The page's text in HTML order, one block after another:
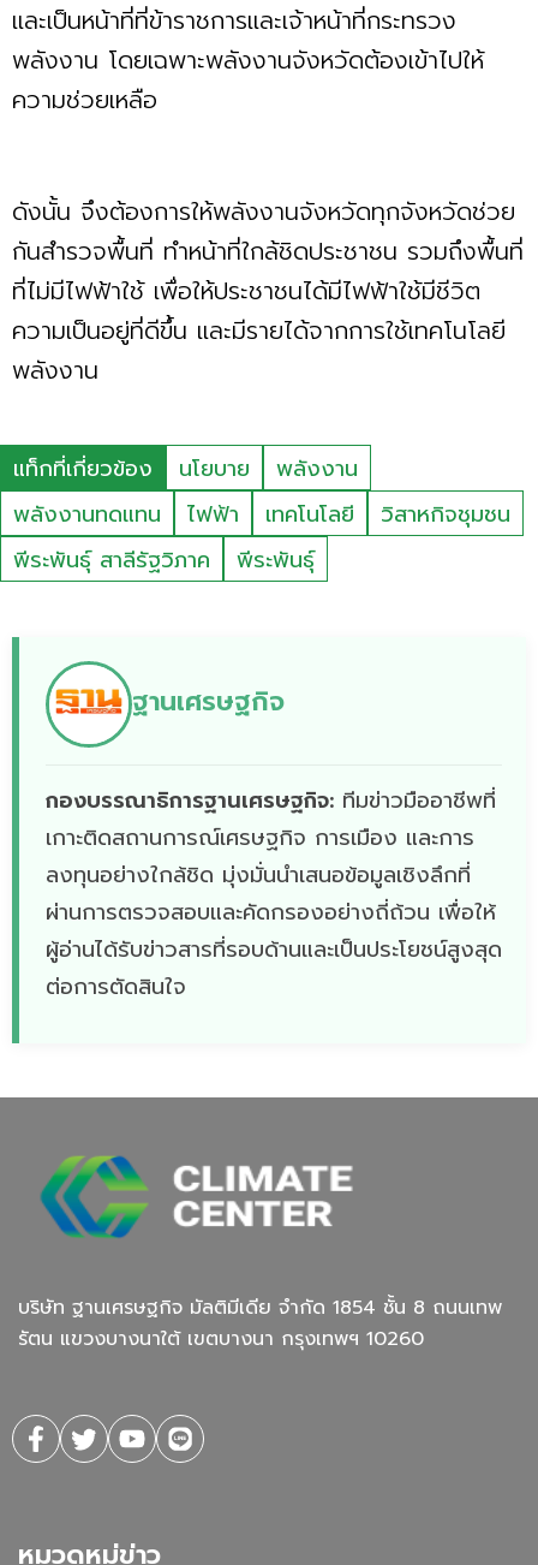
และเป็นหน้าที่ที่ข้าราชการและเจ้าหน้าที่กระทรวง
พลังงาน โดยเฉพาะพลังงานจังหวัดต้องเข้าไปให้
ความช่วยเหลือ
ดังนั้น จึงต้องการให้พลังงานจังหวัดทุกจังหวัดช่วย
กันสำรวจพื้นที่ ทำหน้าที่ใกล้ชิดประชาชน รวมถึงพื้นที่
ที่ไม่มีไฟฟ้าใช้ เพื่อให้ประชาชนได้มีไฟฟ้าใช้มีชีวิต
ความเป็นอยู่ที่ดีขึ้น และมีรายได้จากการใช้เทคโนโลยี
พลังงาน
แท็กที่เกี่ยวข้อง นโยบาย
พลังงาน
พลังงานทดแทน
ไฟฟ้า เทคโนโลยี
วิสาหกิจชุมชน
พีระพันธุ์ สาลีรัฐวิภาค
พีระพันธุ์
ฐานเศรษฐกิจ
กองบรรณาธิการฐานเศรษฐกิจ: ทีมข่าวมืออาชีพที่
เกาะติดสถานการณ์เศรษฐกิจ การเมือง และการ
ลงทุนอย่างใกล้ชิด มุ่งมั่นนำเสนอข้อมูลเชิงลึกที่
ผ่านการตรวจสอบและคัดกรองอย่างถี่ถ้วน เพื่อให้
ผู้อ่านได้รับข่าวสารที่รอบด้านและเป็นประโยชน์สูงสุด
ต่อการตัดสินใจ
บริษัท ฐานเศรษฐกิจ มัลติมีเดีย จํากัด 1854 ชั้น 8 ถนนเทพ
รัตน แขวงบางนาใต้ เขตบางนา กรุงเทพฯ 10260
หมวดหมู่ข่าว